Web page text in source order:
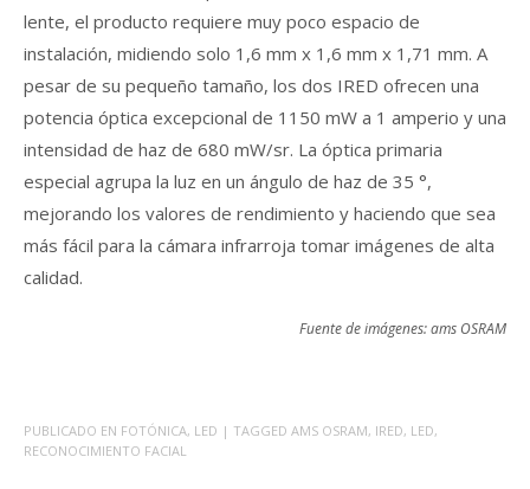
lente, el producto requiere muy poco espacio de
instalación, midiendo solo 1,6 mm x 1,6 mm x 1,71 mm. A
pesar de su pequeño tamaño, los dos IRED ofrecen una
potencia óptica excepcional de 1150 mW a 1 amperio y una
intensidad de haz de 680 mW/sr. La óptica primaria
especial agrupa la luz en un ángulo de haz de 35 °,
mejorando los valores de rendimiento y haciendo que sea
más fácil para la cámara infrarroja tomar imágenes de alta
calidad.
Fuente de imágenes: ams OSRAM
PUBLICADO EN FOTÓNICA, LED | TAGGED AMS OSRAM, IRED, LED,
RECONOCIMIENTO FACIAL